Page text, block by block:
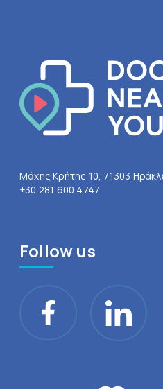
Μάχης Κρήτης 10, 71303
+30 281 600 4747
Follow us